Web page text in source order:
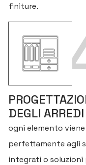
finiture.
DEGLI
ogni elemento
perfettamente agli
integrati o soluzioni